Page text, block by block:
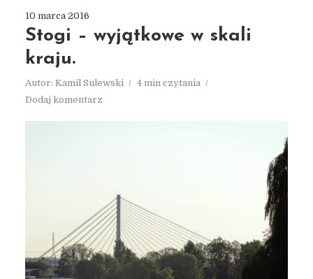
10 marca 2016
Stogi – wyjątkowe w skali
kraju.
Autor: Kamil Sulewski
4 min czytania
Dodaj komentarz